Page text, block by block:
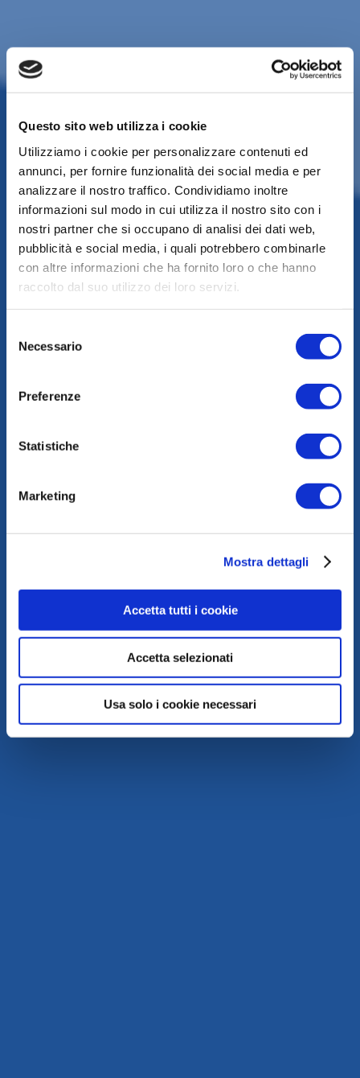
Questo sito web utilizza i cookie
Utilizziamo i cookie per personalizzare contenuti ed
annunci, per fornire funzionalità dei social media e per
analizzare il nostro traffico. Condividiamo inoltre
informazioni sul modo in cui utilizza il nostro sito con i
nostri partner che si occupano di analisi dei dati web,
pubblicità e social media, i quali potrebbero combinarle
con altre informazioni che ha fornito loro o che hanno
raccolto dal suo utilizzo dei loro servizi.
delNecessario
Preferenze
Statistiche
Marketing
Mostra dettagli
Accetta tutti i cookie
Accetta selezionati
Usa solo i cookie necessari
Casa luce